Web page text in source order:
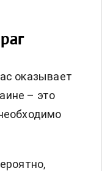
оказывает
– это